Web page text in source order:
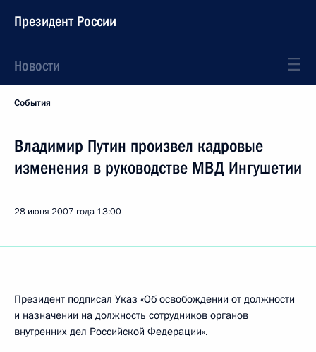
Президент России
Новости
События
Владимир Путин произвел кадровые
изменения в руководстве МВД Ингушетии
28 июня 2007 года 13:00
Президент подписал Указ «Об освобождении от должности
и назначении на должность сотрудников органов
внутренних дел Российской Федерации».